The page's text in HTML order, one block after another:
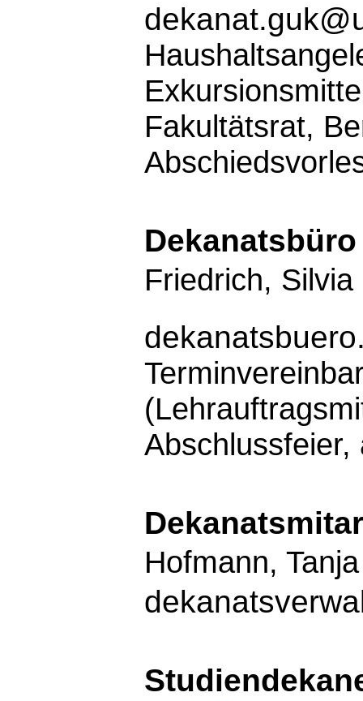
Fakultätsrat,
Dekanatsbüro
Friedrich, Silvia
Abschlussfeier,
Hofmann, Tanja